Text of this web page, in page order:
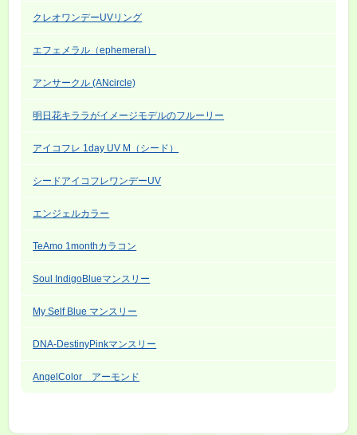
クレオワンデーUVリング
エフェメラル（ephemeral）
アンサークル (ANcircle)
明日花キララがイメージモデルのフルーリー
アイコフレ 1day UV M（シード）
シードアイコフレワンデーUV
エンジェルカラー
TeAmo 1monthカラコン
Soul IndigoBlueマンスリー
My Self Blue マンスリー
DNA-DestinyPinkマンスリー
AngelColor アーモンド